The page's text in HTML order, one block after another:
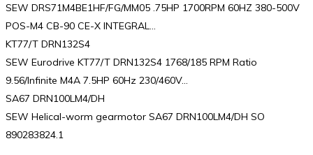
SEW DRS71M4BE1HF/FG/MM05 .75HP 1700RPM 60HZ 380-500V
POS-M4 CB-90 CE-X INTEGRAL…
KT77/T DRN132S4
SEW Eurodrive KT77/T DRN132S4 1768/185 RPM Ratio
9.56/Infinite M4A 7.5HP 60Hz 230/460V…
SA67 DRN100LM4/DH
SEW Helical-worm gearmotor SA67 DRN100LM4/DH SO
890283824.1